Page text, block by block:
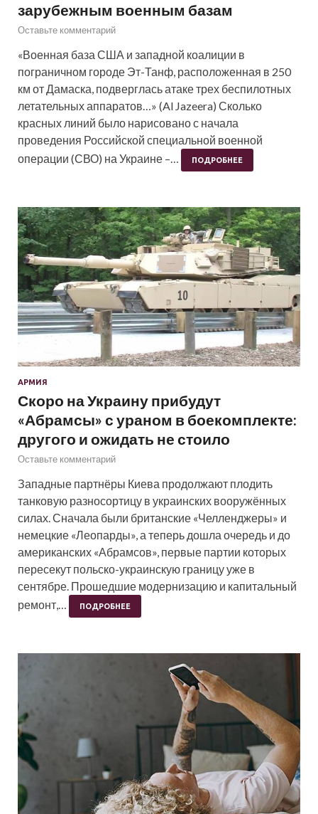
зарубежным военным базам
Оставьте комментарий
«Военная база США и западной коалиции в
пограничном городе Эт-Танф, расположенная в 250
км от Дамаска, подверглась атаке трех беспилотных
летательных аппаратов…» (Al Jazeera) Сколько
красных линий было нарисовано с начала
проведения Российской специальной военной
операции (СВО) на Украине –…
ПОДРОБНЕЕ
АРМИЯ
Скоро на Украину прибудут
«Абрамсы» с ураном в боекомплекте:
другого и ожидать не стоило
Оставьте комментарий
Западные партнёры Киева продолжают плодить
танковую разносортицу в украинских вооружённых
силах. Сначала были британские «Челленджеры» и
немецкие «Леопарды», а теперь дошла очередь и до
американских «Абрамсов», первые партии которых
пересекут польско-украинскую границу уже в
сентябре. Прошедшие модернизацию и капитальный
ремонт,…
ПОДРОБНЕЕ